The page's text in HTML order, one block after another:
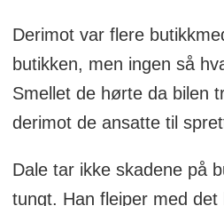
Derimot var flere
butikken, men ingen så
Smellet de hørte da bilen
derimot de ansatte til
Dale tar ikke skadene på
tungt. Han fleiper med